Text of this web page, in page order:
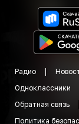
Радио
Одноклассники
Обратная связь
Политика